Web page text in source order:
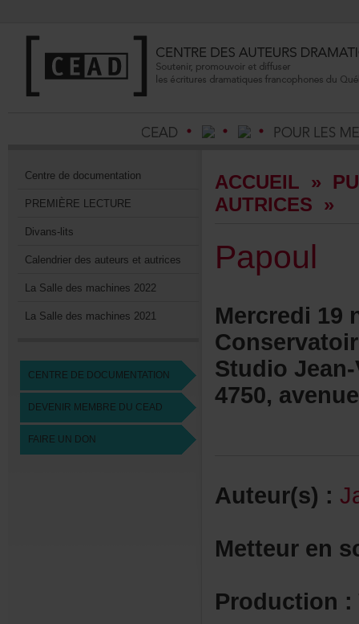
Centrededocumentation
PREMIÈRELECTURE
Divans-lits
Calendrierdesauteursetautrices
LaSalledesmachines2022
LaSalledesmachines2021
CENTREDEDOCUMENTATION
DEVENIRMEMBREDUCEAD
FAIREUNDON
ACCUEIL »
AUTRICES »
Papoul
StudioJean-
Auteur(s):
Production: